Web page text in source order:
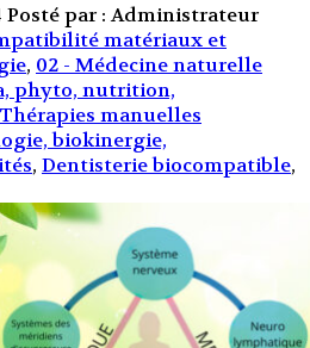
Posté par : Administrateur
matériaux et
, 02 - Médecine naturelle
phyto, nutrition,
manuelles
biokinergie,
, Dentisterie biocompatible,